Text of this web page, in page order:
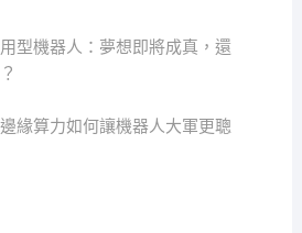
型機器人：夢想即將成真，還
緣算力如何讓機器人大軍更聰